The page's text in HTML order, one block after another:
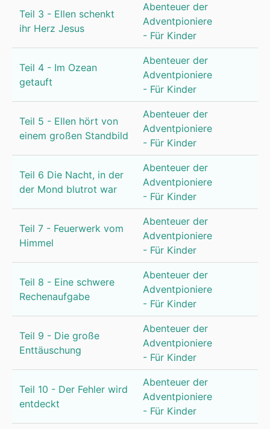
Teil 3 - Ellen schenkt
ihr Herz Jesus
Abenteuer der
Adventpioniere
- Für Kinder
Teil 4 - Im Ozean
getauft
Abenteuer der
Adventpioniere
- Für Kinder
Teil 5 - Ellen hört von
einem großen Standbild
Abenteuer der
Adventpioniere
- Für Kinder
Teil 6 Die Nacht, in der
der Mond blutrot war
Abenteuer der
Adventpioniere
- Für Kinder
Teil 7 - Feuerwerk vom
Himmel
Abenteuer der
Adventpioniere
- Für Kinder
Teil 8 - Eine schwere
Rechenaufgabe
Abenteuer der
Adventpioniere
- Für Kinder
Teil 9 - Die große
Enttäuschung
Abenteuer der
Adventpioniere
- Für Kinder
Teil 10 - Der Fehler wird
entdeckt
Abenteuer der
Adventpioniere
- Für Kinder